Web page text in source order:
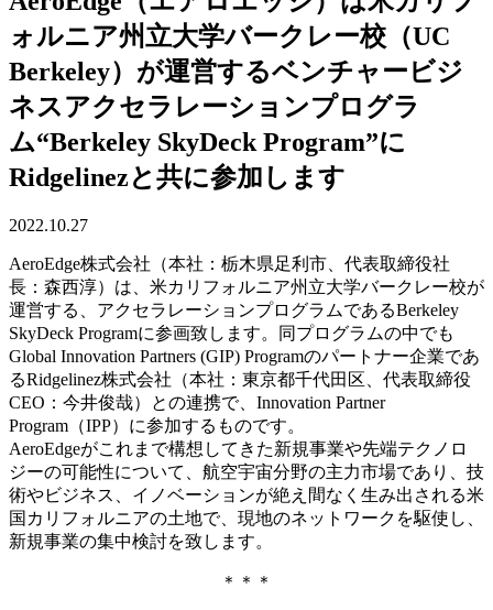
ォルニア州立大学バークレー校（UC
Berkeley）が運営するベンチャービジ
ネスアクセラレーションプログラ
ム“Berkeley SkyDeck Program”に
Ridgelinezと共に参加します
2022.10.27
AeroEdge株式会社（本社：栃木県足利市、代表取締役社
長：森西淳）は、米カリフォルニア州立大学バークレー校が
運営する、アクセラレーションプログラムであるBerkeley
SkyDeck Programに参画致します。同プログラムの中でも
Global Innovation Partners (GIP) Programのパートナー企業であ
るRidgelinez株式会社（本社：東京都千代田区、代表取締役
CEO：今井俊哉）との連携で、Innovation Partner
Program（IPP）に参加するものです。
AeroEdgeがこれまで構想してきた新規事業や先端テクノロ
ジーの可能性について、航空宇宙分野の主力市場であり、技
術やビジネス、イノベーションが絶え間なく生み出される米
国カリフォルニアの土地で、現地のネットワークを駆使し、
新規事業の集中検討を致します。
＊＊＊